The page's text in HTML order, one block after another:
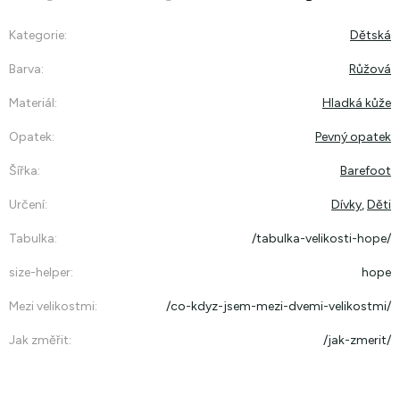
Kategorie: Dětská
Barva: Růžová
Materiál: Hladká kůže
Opatek: Pevný opatek
Šířka: Barefoot
Určení: Dívky,Děti
Tabulka: /tabulka-velikosti-hope/
size-helper: hope
Mezi velikostmi: /co-kdyz-jsem-mezi-dvemi-velikostmi/
Jak změřit: /jak-zmerit/